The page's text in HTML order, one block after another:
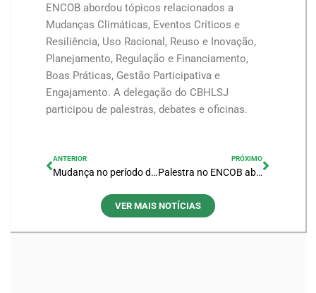
ENCOB abordou tópicos relacionados a
Mudanças Climáticas, Eventos Críticos e
Resiliência, Uso Racional, Reuso e Inovação,
Planejamento, Regulação e Financiamento,
Boas Práticas, Gestão Participativa e
Engajamento. A delegação do CBHLSJ
participou de palestras, debates e oficinas.
ANTERIOR
Mudança no período de defeso da Lagoa de Araruama vai gerar impactos positivos na pesca, afirma CBHLSJ
PRÓXIMO
Palestra no ENCOB aborda reaproveitamento de resíduos de ETE em Araruama
VER MAIS NOTÍCIAS